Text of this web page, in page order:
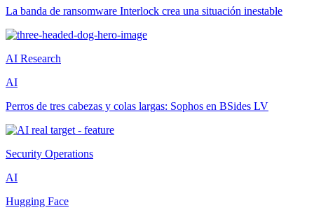
La banda de ransomware Interlock crea una situación inestable
AI Research
AI
Perros de tres cabezas y colas largas: Sophos en BSides LV
Security Operations
AI
Hugging Face